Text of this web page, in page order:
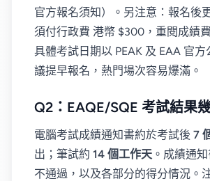
官方報名須知）。另注意：報名後
須付行政費 港幣 $300，重閱成績
具體考試日期以 PEAK 及 EAA 官
議提早報名，熱門場次容易爆滿。
Q2：EAQE/SQE 考試結果
電腦考試成績通知書約於考試後 7
出；筆試約 14 個工作天 。成績通
不通過，以及各部分的得分情況。